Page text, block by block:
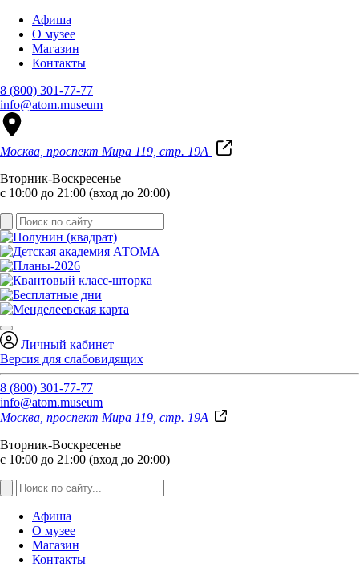
Афиша
О музее
Магазин
Контакты
8 (800) 301-77-77
info@atom.museum
Москва, проспект Мира 119, стр. 19А
Вторник-Воскресенье
с 10:00 до 21:00 (вход до 20:00)
Личный кабинет
Версия для слабовидящих
8 (800) 301-77-77
info@atom.museum
Москва, проспект Мира 119, стр. 19А
Вторник-Воскресенье
с 10:00 до 21:00 (вход до 20:00)
Афиша
О музее
Магазин
Контакты